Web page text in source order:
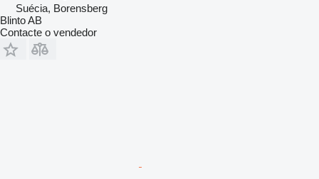
Suécia, Borensberg
Blinto AB
Contacte o vendedor